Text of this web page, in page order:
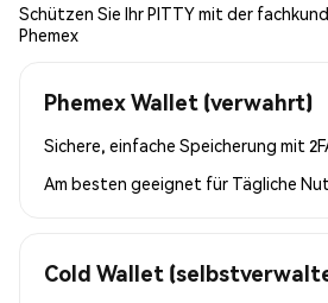
Schützen Sie Ihr PITTY mit der
Phemex
Phemex Wallet (verwahrt)
Sichere, einfache Speicherung mit
Am besten geeignet für Tägliche
Cold Wallet